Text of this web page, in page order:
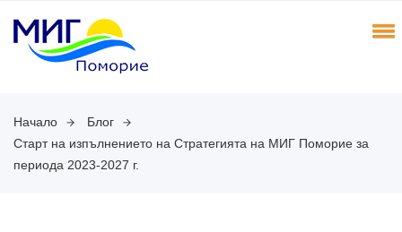
Начало
Блог
Старт на изпълнението на Стратегията на МИГ Поморие за
периода 2023-2027 г.